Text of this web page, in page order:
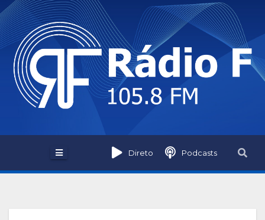
Skip
to
content
Direto Podcasts